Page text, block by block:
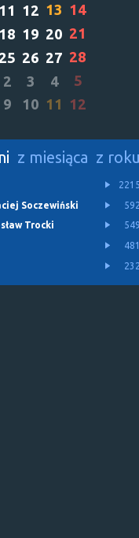
11 12 13 14
18 19 20 21
25 26 27 28
2 3 4
5
9 10 11 12
z miesiąca z
Soczewiński
Trocki